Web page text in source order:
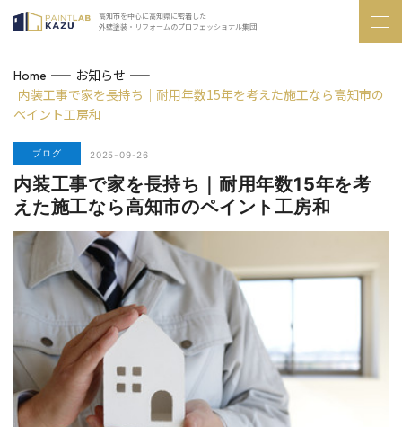
高知市を中心に高知県に密着した
外壁塗装・リフォームのプロフェッショナル集団
Home
お知らせ
内装工事で家を長持ち｜耐用年数15年を考えた施工なら高知市の
ペイント工房和
ブログ 2025-09-26
内装工事で家を長持ち｜耐用年数15年を考
えた施工なら高知市のペイント工房和